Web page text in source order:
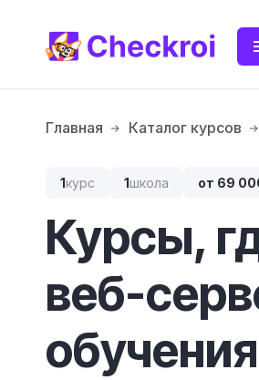
Главная Каталог курсов
1курс 1школа от 69
Курсы,
веб-